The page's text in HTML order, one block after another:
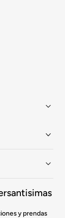
y prendas